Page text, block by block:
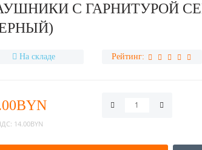
С ГАРНИТУРОЙ
На складе Рейтинг:
14.00BYN